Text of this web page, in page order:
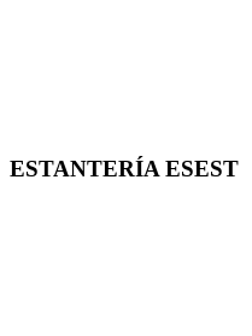
ESTANTERÍA ESEST